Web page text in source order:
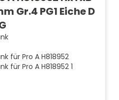
Gr.4 PG1 Eiche D
für Pro A H818952
für Pro A H818952 1